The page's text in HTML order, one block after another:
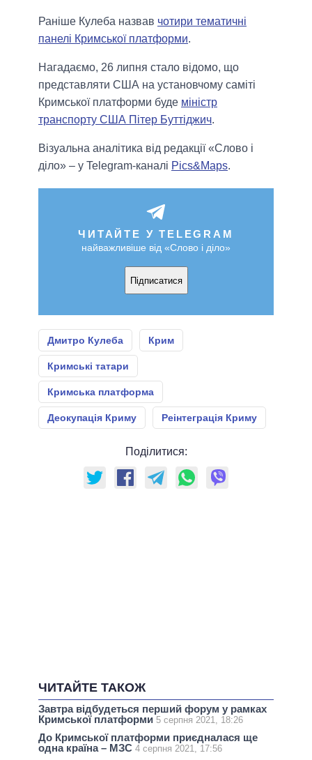
Раніше Кулеба назвав чотири тематичні
панелі Кримської платформи.
Нагадаємо, 26 липня стало відомо, що
представляти США на установчому саміті
Кримської платформи буде міністр
транспорту США Пітер Буттіджич.
Візуальна аналітика від редакції «Слово і
діло» – у Telegram-каналі Pics&Maps.
ЧИТАЙТЕ У TELEGRAM
найважливіше від «Слово і діло»
Підписатися
Дмитро Кулеба Крим
Кримські татари
Кримська платформа
Деокупація Криму Реінтеграція Криму
Поділитися:
ЧИТАЙТЕ ТАКОЖ
Завтра відбудеться перший форум у рамках
Кримської платформи 5 серпня 2021, 18:26
До Кримської платформи приєдналася ще
одна країна – МЗС 4 серпня 2021, 17:56